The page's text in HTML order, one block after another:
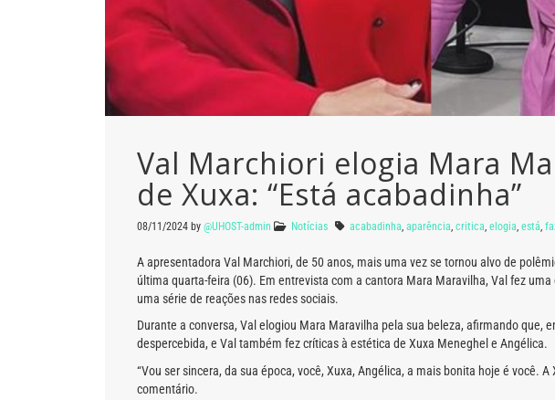
Val Marchiori elogia Mara
de Xuxa: “Está acabadinha”
08/11/2024 by @UHOST-admin Notícias acabadinha aparência critica elogia está
A apresentadora Val Marchiori, de 50 anos, mais uma vez se tornou alvo de
última quarta-feira (06). Em entrevista com a cantora Mara Maravilha, Val fez
uma série de reações nas redes sociais.
Durante a conversa, Val elogiou Mara Maravilha pela sua beleza, afirmando que,
despercebida, e Val também fez críticas à estética de Xuxa Meneghel e Angélica.
“Vou ser sincera, da sua época, você, Xuxa, Angélica, a mais bonita hoje é você.
comentário.